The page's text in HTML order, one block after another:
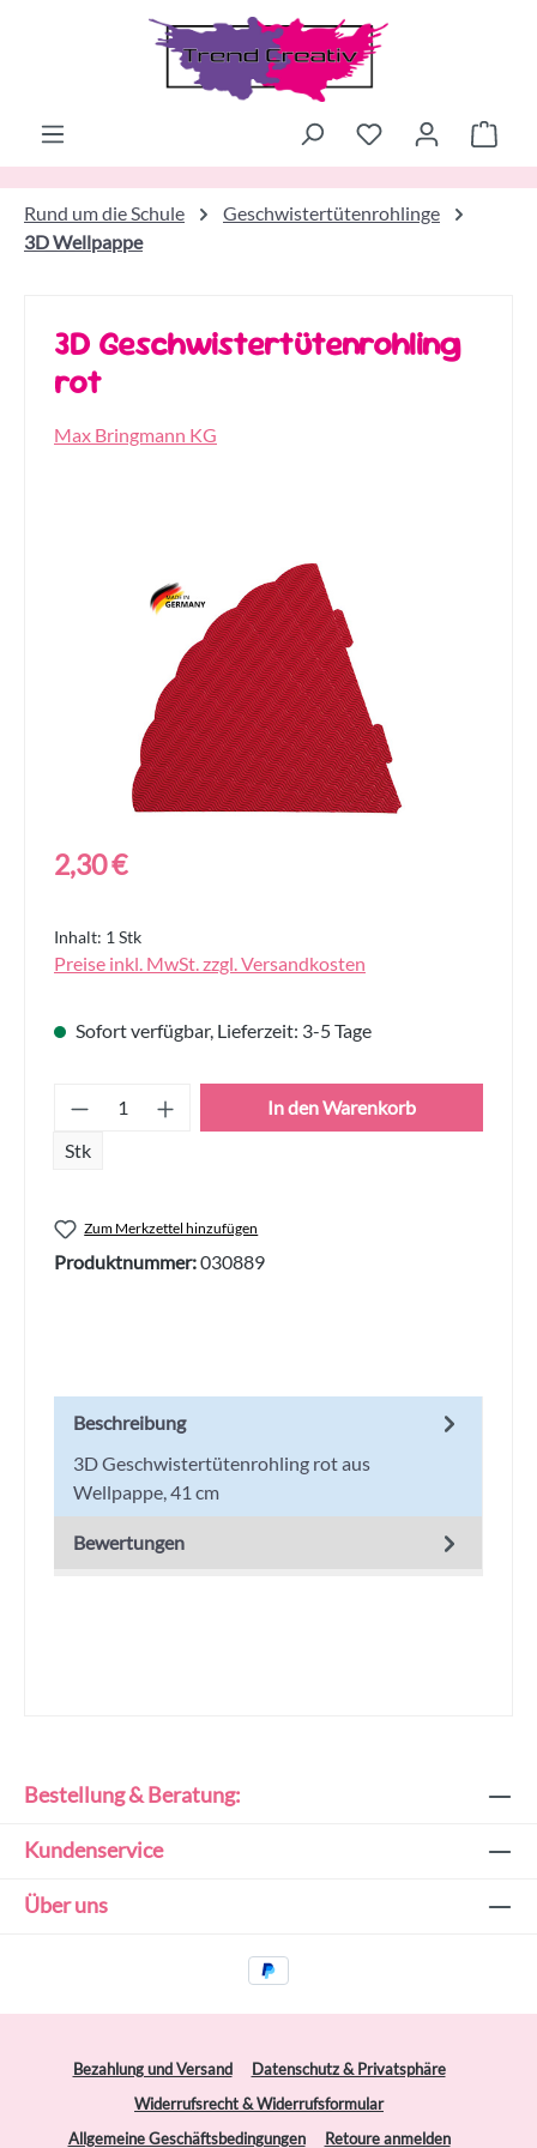
Zum Hauptinhalt springen
Rund um die Schule
Geschwistertütenrohlinge
3D Wellpappe
3D Geschwistertütenrohling
rot
Max Bringmann KG
Regulärer Preis:
2,30 €
Inhalt: 1 Stk
Preise inkl. MwSt. zzgl. Versandkosten
Sofort verfügbar, Lieferzeit: 3-5 Tage
Produkt Anzahl: Gib den gewünschten
Stk
In den Warenkorb
Zum Merkzettel hinzufügen
Produktnummer:030889
Beschreibung
3D Geschwistertütenrohling rot aus
Wellpappe, 41 cm
Bewertungen
Bestellung & Beratung:
Kundenservice
Über uns
Bezahlung und Versand
Datenschutz & Privatsphäre
Widerrufsrecht & Widerrufsformular
Allgemeine Geschäftsbedingungen
Retoure anmelden